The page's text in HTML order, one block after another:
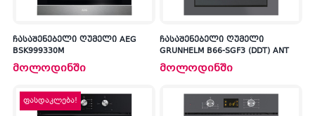
ჩასაშენებელი ღუმელი AEG
BSK999330M
მოლოდინში
ჩასაშენებელი ღუმელი
GRUNHELM B66-SGF3 (DDT) ANT
მოლოდინში
ფასდაკლება!